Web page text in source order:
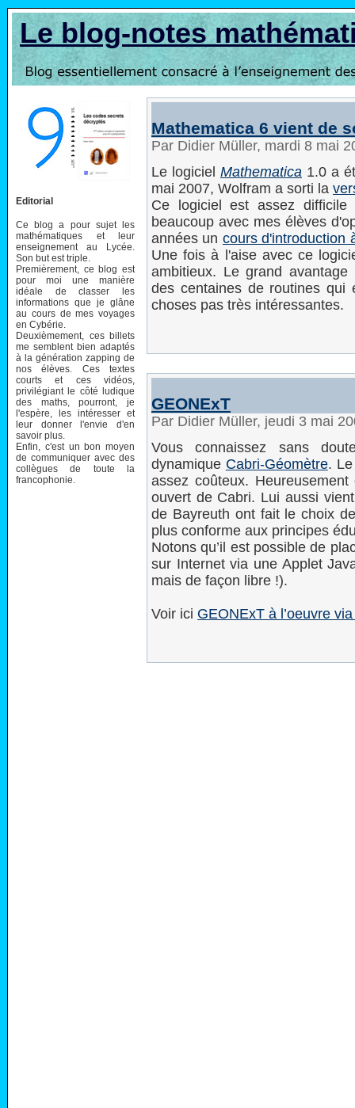
Le blog-notes
Editorial
Ce blog a pour sujet les
mathématiques et leur
enseignement au Lycée.
Son but est triple.
Premièrement, ce blog est
pour moi une manière
idéale de classer les
informations que je glâne
au cours de mes voyages
en Cybérie.
Deuxièmement, ces billets
me semblent bien adaptés
à la génération zapping de
nos élèves. Ces textes
courts et ces vidéos,
privilégiant le côté ludique
des maths, pourront, je
l'espère, les intéresser et
leur donner l'envie d'en
savoir plus.
Enfin, c'est un bon moyen
de communiquer avec des
collègues de toute la
francophonie.
Mathematica 6 vient de
Par Didier Müller, mardi 8 mai
Le logiciel Mathematica 1.0 a
mai 2007, Wolfram a sorti la
Ce logiciel est assez
beaucoup avec mes élèves
années un cours d'introduction
Une fois à l'aise avec ce
ambitieux. Le grand
des centaines de routines
choses pas très intéressantes.
GEONExT
Par Didier Müller, jeudi 3 mai
Vous connaissez sans
dynamique Cabri-Géomètre. Le
assez coûteux.
ouvert de Cabri. Lui aussi
de Bayreuth ont fait le choix
plus conforme aux principes
Notons qu’il est possible de
sur Internet via une Applet
mais de façon libre !).
Voir ici GEONExT à l’oeuvre